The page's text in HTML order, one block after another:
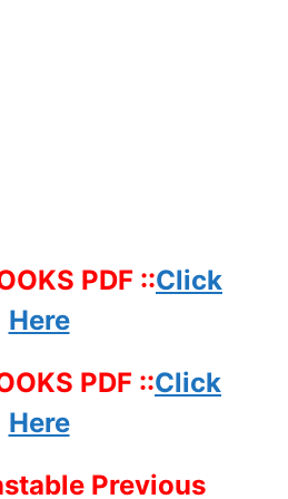
PDF ::Click
Here
PDF ::Click
Here
Previous